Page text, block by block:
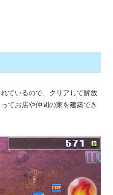
ているので、クリアして解放
てお店や仲間の家を建築でき